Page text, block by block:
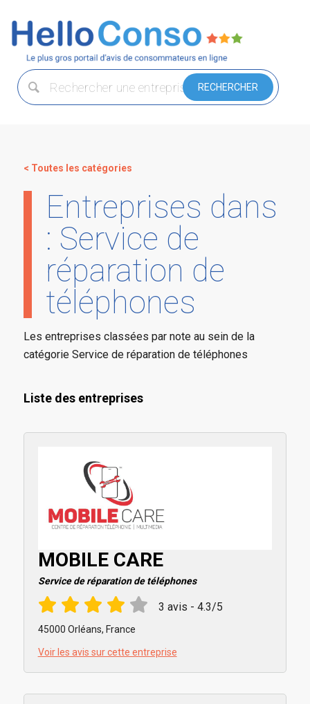
< Toutes les catégories
Entreprises dans
: Service de
réparation de
téléphones
Les entreprises classées par note au sein de la
catégorie Service de réparation de téléphones
Liste des entreprises
MOBILE CARE
Service de réparation de téléphones
3 avis - 4.3/5
45000 Orléans, France
Voir les avis sur cette entreprise